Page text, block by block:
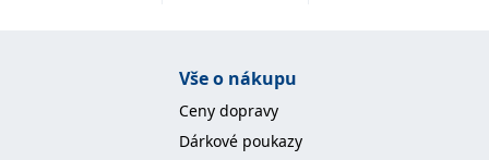
Vše o nákupu
Ceny dopravy
Dárkové poukazy